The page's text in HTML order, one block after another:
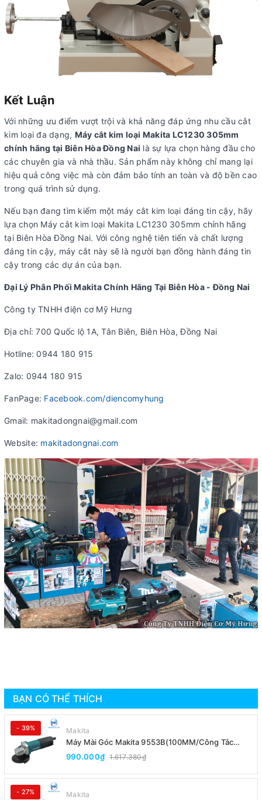
Kết Luận
Với những ưu điểm vượt trội và khả năng đáp ứng nhu cầu cắt
kim loại đa dạng, Máy cắt kim loại Makita LC1230 305mm
chính hãng tại Biên Hòa Đồng Nai là sự lựa chọn hàng đầu cho
các chuyên gia và nhà thầu. Sản phẩm này không chỉ mang lại
hiệu quả công việc mà còn đảm bảo tính an toàn và độ bền cao
trong quá trình sử dụng.
Nếu bạn đang tìm kiếm một máy cắt kim loại đáng tin cậy, hãy
lựa chọn Máy cắt kim loại Makita LC1230 305mm chính hãng
tại Biên Hòa Đồng Nai. Với công nghệ tiên tiến và chất lượng
đáng tin cậy, máy cắt này sẽ là người bạn đồng hành đáng tin
cậy trong các dự án của bạn.
Đại Lý Phân Phối Makita Chính Hãng Tại Biên Hòa - Đồng Nai
Công ty TNHH điện cơ Mỹ Hưng
Địa chỉ: 700 Quốc lộ 1A, Tân Biên, Biên Hòa, Đồng Nai
Hotline: 0944 180 915
Zalo: 0944 180 915
FanPage: Facebook.com/diencomyhung
Gmail: makitadongnai@gmail.com
Website: makitadongnai.com
BẠN CÓ THỂ THÍCH
- 39% Makita
Máy Mài Góc Makita 9553B(100MM/Công Tắc
Đuôi)
990.000₫ 1.617.380₫
- 27% Makita